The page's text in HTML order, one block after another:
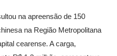
na apreensão de 150
na Região Metropolitana
cearense. A carga,